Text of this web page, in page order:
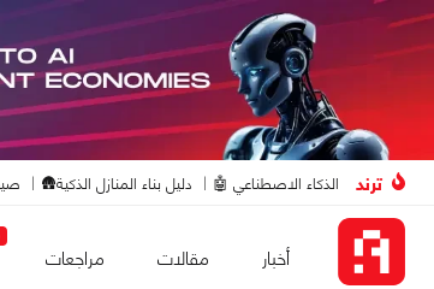
ترند الذكاء الاصطناعي 🤖 دليل بناء المنازل الذكية🛖
أخبار مقالات مراجعات